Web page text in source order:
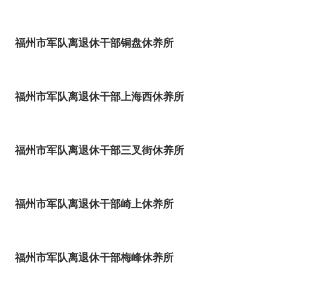
福州市军队离退休干部铜盘休养所
福州市军队离退休干部上海西休养所
福州市军队离退休干部三叉街休养所
福州市军队离退休干部崎上休养所
福州市军队离退休干部梅峰休养所